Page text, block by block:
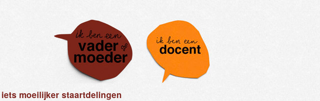
moeilijker staartdelingen